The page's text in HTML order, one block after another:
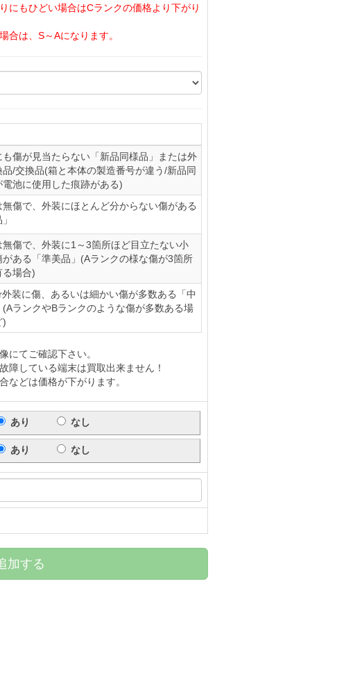
にもひどい場合はCランクの価格より下がり
は、S～Aになります。
も傷が見当たらない「新品同様品」または外
品/交換品(箱と本体の製造番号が違う/新品同
電池に使用した痕跡がある)
無傷で、外装にほとんど分からない傷がある
無傷で、外装に1～3箇所ほど目立たない小
がある「準美品」(Aランクの様な傷が3箇所
る場合)
装に傷、あるいは細かい傷が多数ある「中
(AランクやBランクのような傷が多数ある場
)
にてご確認下さい。
障している端末は買取出来ません！
などは価格が下がります。
あり なし
あり なし
加する